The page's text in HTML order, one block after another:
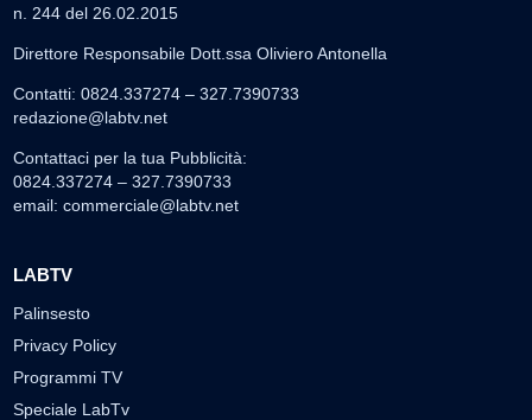
n. 244 del 26.02.2015
Direttore Responsabile Dott.ssa Oliviero Antonella
Contatti: 0824.337274 – 327.7390733
redazione@labtv.net
Contattaci per la tua Pubblicità:
0824.337274 – 327.7390733
email: commerciale@labtv.net
LABTV
Palinsesto
Privacy Policy
Programmi TV
Speciale LabTv